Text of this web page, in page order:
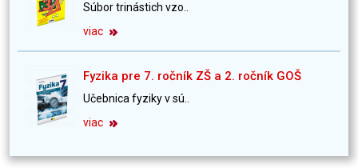
Súbor trinástich vzo..
viac
Fyzika pre 7. ročník ZŠ a 2. ročník GOŠ
Učebnica fyziky v sú..
viac